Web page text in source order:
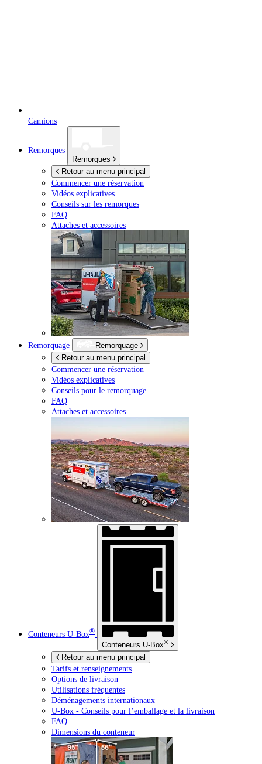
Camions
Remorques
Remorques
Retour au menu principal
Commencer une réservation
Vidéos explicatives
Conseils sur les remorques
FAQ
Attaches et accessoires
Remorquage
Remorquage
Retour au menu principal
Commencer une réservation
Vidéos explicatives
Conseils pour le remorquage
FAQ
Attaches et accessoires
Conteneurs U-Box®
Conteneurs U-Box®
Retour au menu principal
Tarifs et renseignements
Options de livraison
Utilisations fréquentes
Déménagements internationaux
U-Box - Conseils pour l’emballage et la livraison
FAQ
Dimensions du conteneur